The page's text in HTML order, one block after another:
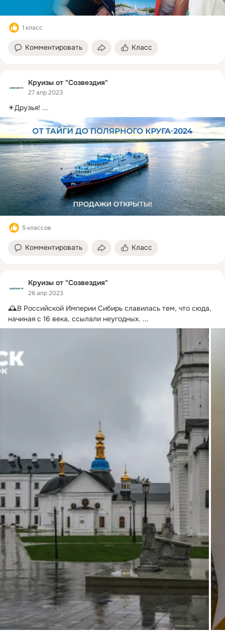
1 класс
Комментировать Класс
Круизы от "Созвездия"
27 апр 2023
☀Друзья! ...
5 классов
Комментировать Класс
Круизы от "Созвездия"
26 апр 2023
🕰В Российской Империи Сибирь славилась тем, что сюда,
начиная с 16 века, ссылали неугодных. ...